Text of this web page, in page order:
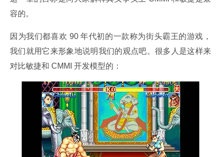
容的。
因为我们都喜欢 90 年代初的一款称为街头霸王的游戏，
我们就用它来形象地说明我们的观点吧。很多人是这样来
对比敏捷和 CMMI 开发模型的：